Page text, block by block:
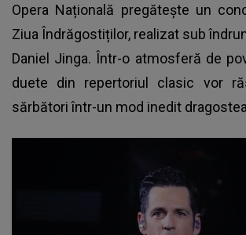
Opera Națională pregătește un
Ziua Îndrăgostiților, realizat sub
Daniel Jinga. Într-o atmosferă de
duete din repertoriul clasic vor
sărbători într-un mod inedit